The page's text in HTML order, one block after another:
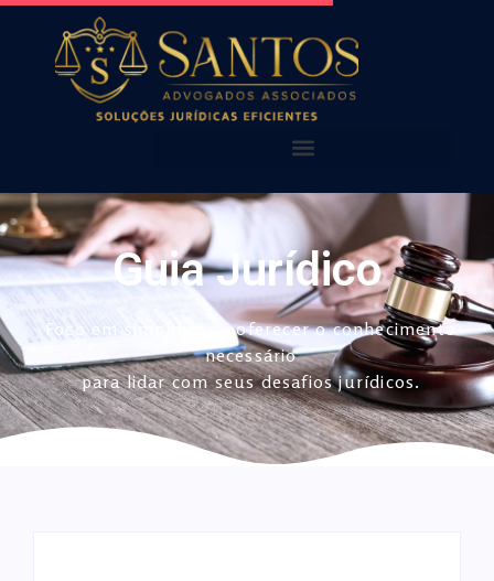
AQUI VOCÊ ENCONTRA!
NOSSOS ALERTAS
Guia Jurídico
Foco em simplificar e oferecer o conhecimento
necessário
para lidar com seus desafios jurídicos.